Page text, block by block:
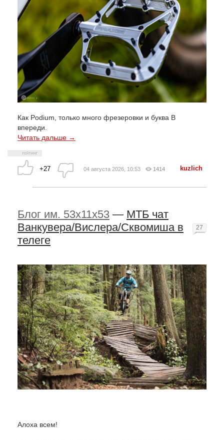
Как Podium, только много фрезеровки и буква B
впереди.
Читать дальше →
+27 04 августа 2026, 10:53 1414 kuzlich
Блог им. 53x11x53 — МТБ чат
Ванкувера/Вислера/Сквомиша в
телеге
Алоха всем!
27